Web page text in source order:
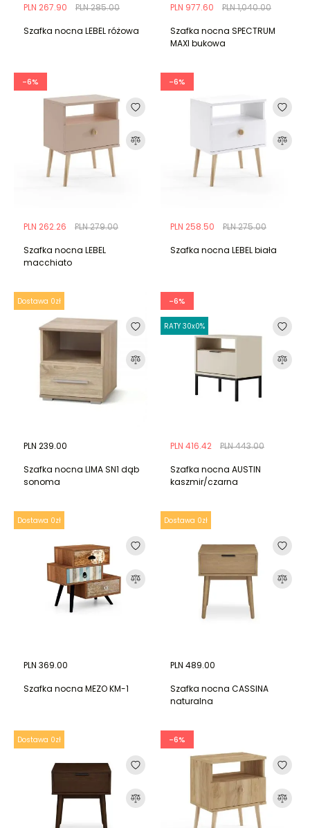
PLN 285.00
PLN 267.90
Szafka nocna LEBEL różowa
PLN 1,040.00
PLN 977.60
Szafka nocna SPECTRUM
MAXI bukowa
-6%
PLN 279.00
PLN 262.26
Szafka nocna LEBEL
macchiato
-6%
PLN 275.00
PLN 258.50
Szafka nocna LEBEL biała
Dostawa 0zł
PLN 239.00
Szafka nocna LIMA SN1 dąb
sonoma
-6%
RATY 30x0%
PLN 443.00
PLN 416.42
Szafka nocna AUSTIN
kaszmir/czarna
Dostawa 0zł
PLN 369.00
Szafka nocna MEZO KM-1
Dostawa 0zł
PLN 489.00
Szafka nocna CASSINA
naturalna
Dostawa 0zł -6%